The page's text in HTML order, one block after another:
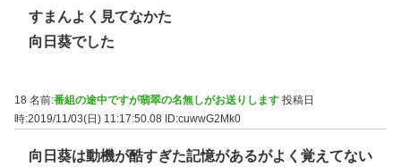
すまんよく見てなかた
向日葵でした
18 名前:番組の途中ですが翡翠の名無しがお送りします 投稿日
時:2019/11/03(日) 11:17:50.08 ID:cuwwG2Mk0
向日葵は動機が酷すぎた記憶があるがよく覚えてない